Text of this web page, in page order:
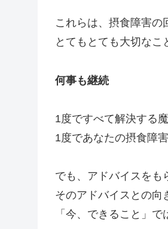
これらは、摂食障害の
とてもとても大切なこ
何事も継続
1度ですべて解決する
1度であなたの摂食障
でも、アドバイスをも
そのアドバイスとの向
「今、できること」で